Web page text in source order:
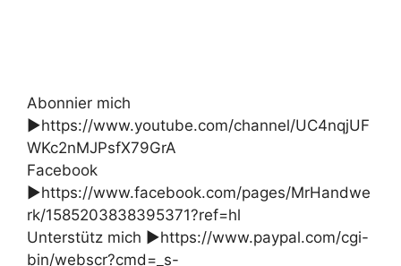
Abonnier mich
►https://www.youtube.com/channel/UC4nqjUF
WKc2nMJPsfX79GrA
Facebook
►https://www.facebook.com/pages/MrHandwe
rk/1585203838395371?ref=hl
Unterstütz mich ►https://www.paypal.com/cgi-
bin/webscr?cmd=_s-